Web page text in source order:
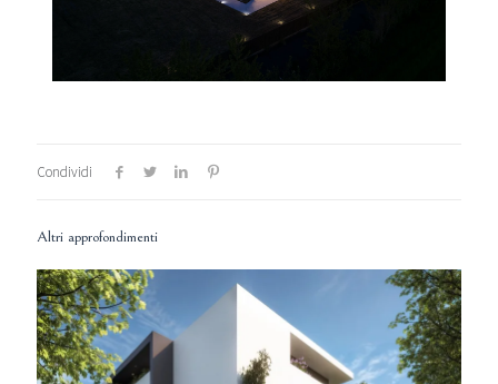
Condividi
Altri approfondimenti